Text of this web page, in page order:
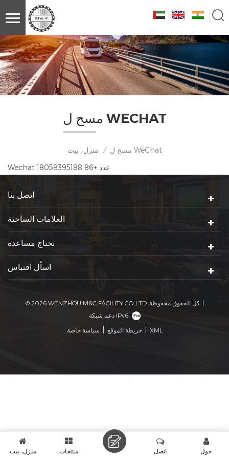
مسح ل WECHAT
منزل، بيت /
مسح ل WeChat
Wechat عدد +86 18058395188
اتصل بنا
العلامات الساخنة
تحتاج مساعدة
اسأل اقتباس
© 2026 WENZHOU M&C FACILITY CO.,LTD. كل الحقوق محفوظة. |
دعم شبكة IPv6.
سياسة خاصة خريطة الموقع XML
منزل، بيت منتجات حول اتصل